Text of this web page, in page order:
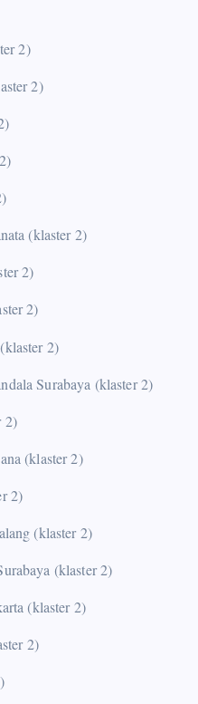
2)
2)
(klaster 2)
2)
2)
2)
Surabaya (klaster 2)
2)
(klaster 2)
2)
(klaster 2)
(klaster 2)
(klaster 2)
2)